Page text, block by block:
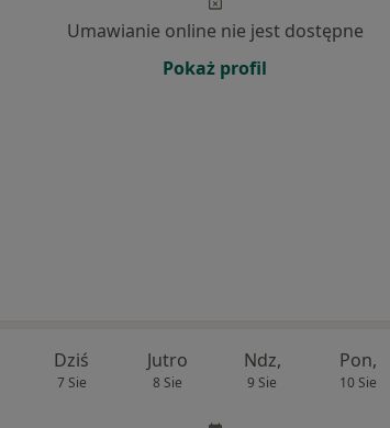
Umawianie online nie jest dostępne
Pokaż profil
Dziś
7 Sie
Jutro
8 Sie
Ndz,
9 Sie
Pon,
10 Sie